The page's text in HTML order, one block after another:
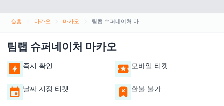
홈 마카오 마카오 팀랩 슈퍼네이처 마카오
팀랩 슈퍼네이처 마카오
즉시 확인 모바일 티켓
날짜 지정 티켓 환불 불가